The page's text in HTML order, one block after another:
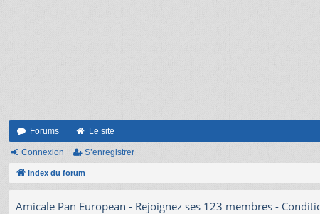
Forums Le site
Connexion S’enregistrer
Index du forum
Amicale Pan European - Rejoignez ses 123 membres -